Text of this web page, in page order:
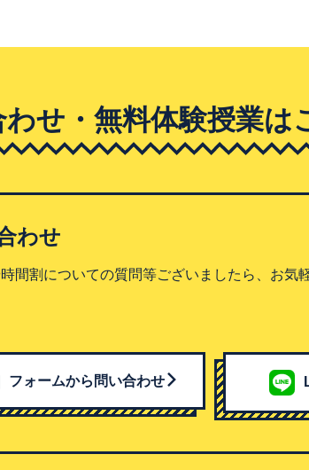
せ・無料体験授業は
わせ
間割についての質問等ございましたら、お気
フォームから問い合わせ